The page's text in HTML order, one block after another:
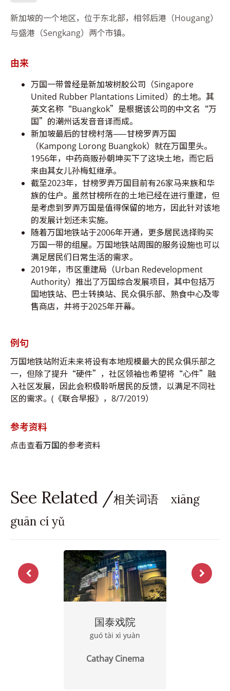
新加坡的一个地区，位于东北部，相邻后港（Hougang）
与盛港（Sengkang）两个市镇。
由来
万国一带曾经是新加坡树胶公司（Singapore
United Rubber Plantations Limited）的土地。其
英文名称“Buangkok”是根据该公司的中文名“万
国”的潮州话发音音译而成。
新加坡最后的甘榜村落——甘榜罗弄万国
（Kampong Lorong Buangkok）就在万国里头。
1956年，中药商贩孙朝坤买下了这块土地，而它后
来由其女儿孙梅虹继承。
截至2023年，甘榜罗弄万国目前有26家马来族和华
族的住户。虽然甘榜所在的土地已经在进行重建，但
是考虑到罗弄万国是值得保留的地方，因此针对该地
的发展计划还未实施。
随着万国地铁站于2006年开通，更多居民选择购买
万国一带的组屋。万国地铁站周围的服务设施也可以
满足居民们日常生活的需求。
2019年，市区重建局（Urban Redevelopment
Authority）推出了万国综合发展项目，其中包括万
国地铁站、巴士转换站、民众俱乐部、熟食中心及零
售商店，并将于2025年开幕。
例句
万国地铁站附近未来将设有本地规模最大的民众俱乐部之
一，但除了提升“硬件”，社区领袖也希望将“心件”融
入社区发展，因此会积极聆听居民的反馈，以满足不同社
区的需求。(《联合早报》，8/7/2019）
参考资料
点击查看万国的参考资料
See Related /相关词语 xiāng
guān cí yǔ
国泰戏院
guó tài xì yuàn
Cathay Cinema